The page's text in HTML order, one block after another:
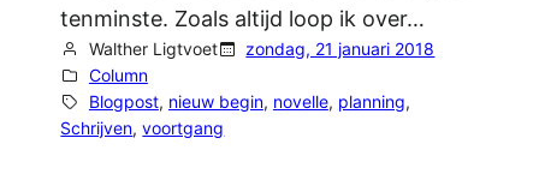
tenminste. Zoals altijd loop ik over…
Walther Ligtvoet
zondag, 21 januari 2018
Column
Blogpost, nieuw begin, novelle, planning,
Schrijven, voortgang